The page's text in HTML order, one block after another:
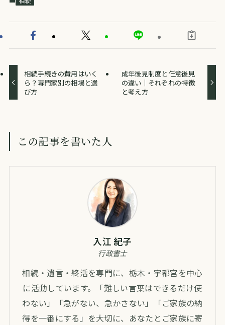
相続手続きの費用はいく
ら？専門家別の相場と選
び方
成年後見制度と任意後見
の違い｜それぞれの特徴
と考え方
この記事を書いた人
入江 紀子
行政書士
相続・遺言・終活を専門に、栃木・宇都宮を中心
に活動しています。「難しい言葉はできるだけ使
わない」「急がない、急かさない」「ご家族の納
得を一番にする」を大切に、あなたとご家族に寄